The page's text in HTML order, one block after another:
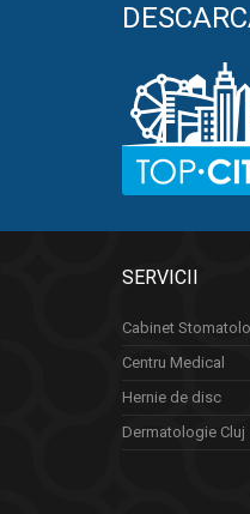
SERVICII
Cabinet
Centru Medical
Hernie de disc
Dermatologie Cluj